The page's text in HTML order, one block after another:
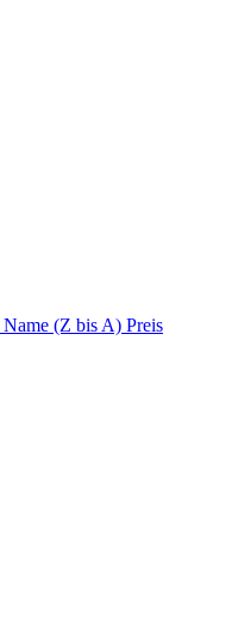
Name (Z bis A) Preis